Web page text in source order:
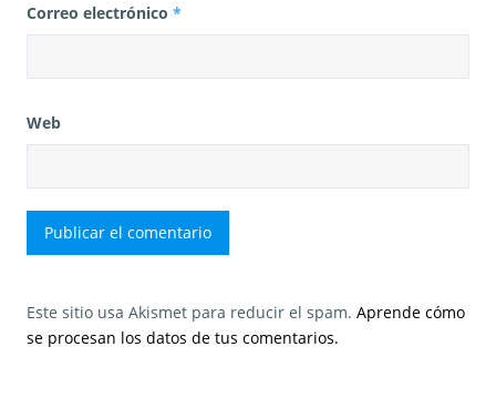
Correo electrónico *
Web
Este sitio usa Akismet para reducir el spam. Aprende cómo
se procesan los datos de tus comentarios.